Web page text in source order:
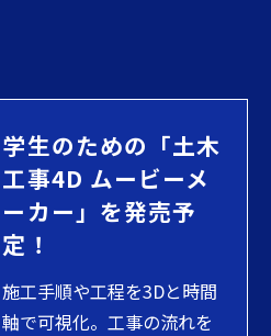
学生のための「土木
工事4D ムービーメ
ーカー」を発売予
定！
施工手順や工程を3Dと時間
軸で可視化。工事の流れを